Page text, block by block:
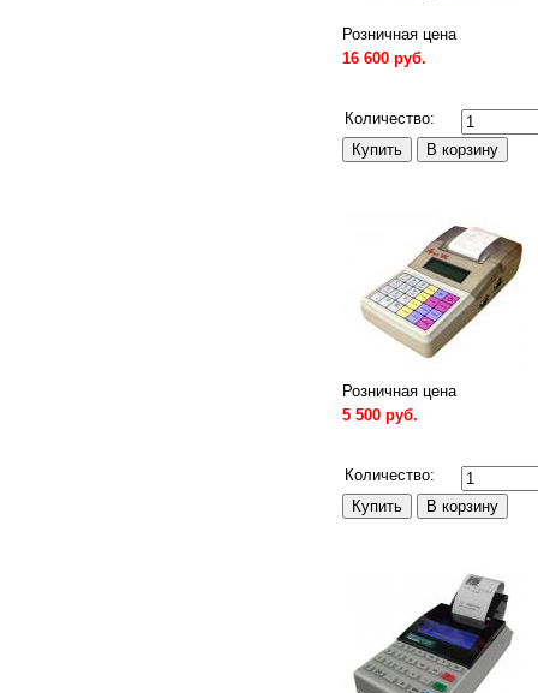
Розничная цена
16 600 руб.
Количество:
Розничная цена
5 500 руб.
Количество: